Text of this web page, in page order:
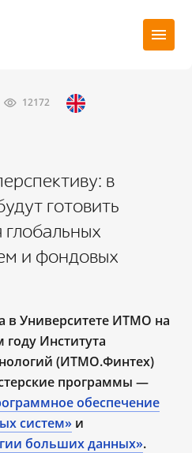
12172
в
готовить
глобальных
и фондовых
в Университете ИТМО на
году Института
(ИТМО.Финтех)
программы —
обеспечение
систем» и
больших данных».